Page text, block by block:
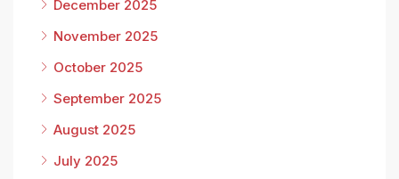
December 2025
November 2025
October 2025
September 2025
August 2025
July 2025